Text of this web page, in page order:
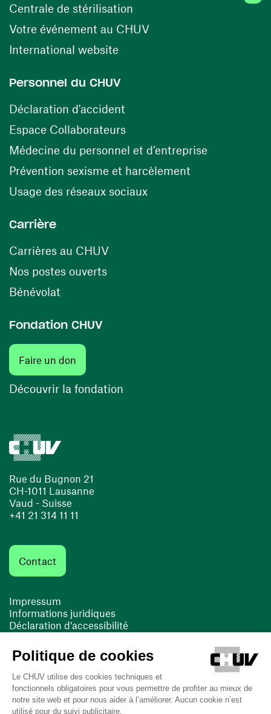
Rue du Bugnon 21
CH-1011 Lausanne
Vaud - Suisse
+41 21 314 11 11
Contact
Impressum
Informations juridiques
Déclaration d’accessibilité
Cookies
(ouvre une nouvelle fenêtre)
Centrale de stérilisation (ouvre une nouvelle
Votre événement au CHUV(ouvre une nouvelle
International website
Personnel du CHUV
Déclaration d'accident
Espace Collaborateurs(ouvre une nouvelle fenêtre)
Médecine du personnel et d’entreprise
Prévention sexisme et harcèlement
Usage des réseaux sociaux(ouvre une nouvelle
Carrière
Carrières au CHUV(ouvre une nouvelle fenêtre)
Nos postes ouverts(ouvre une nouvelle fenêtre)
Bénévolat
Fondation CHUV
Faire un don
Découvrir la fondation